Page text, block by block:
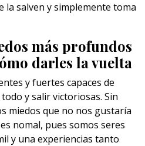
la salven y simplemente toma
más profundos
darles la vuelta
y fuertes capaces de
y salir victoriosas. Sin
miedos que no nos gustaría
nomal, pues somos seres
y una experiencias tanto